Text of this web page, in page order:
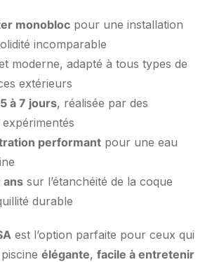
monobloc pour une installation
incomparable
moderne, adapté à tous types de
extérieurs
à 7 jours, réalisée par des
performant pour une eau
ans sur l’étanchéité de la coque
durable
est l’option parfaite pour ceux qui
élégante, facile à entretenir